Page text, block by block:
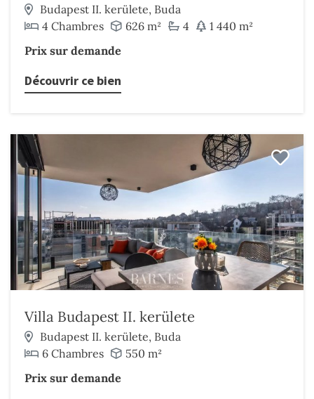
Budapest II. kerülete, Buda
4 Chambres
626 m² 4
1 440 m²
Prix sur demande
Découvrir ce bien
Villa Budapest II. kerülete
Budapest II. kerülete, Buda
6 Chambres
550 m²
Prix sur demande